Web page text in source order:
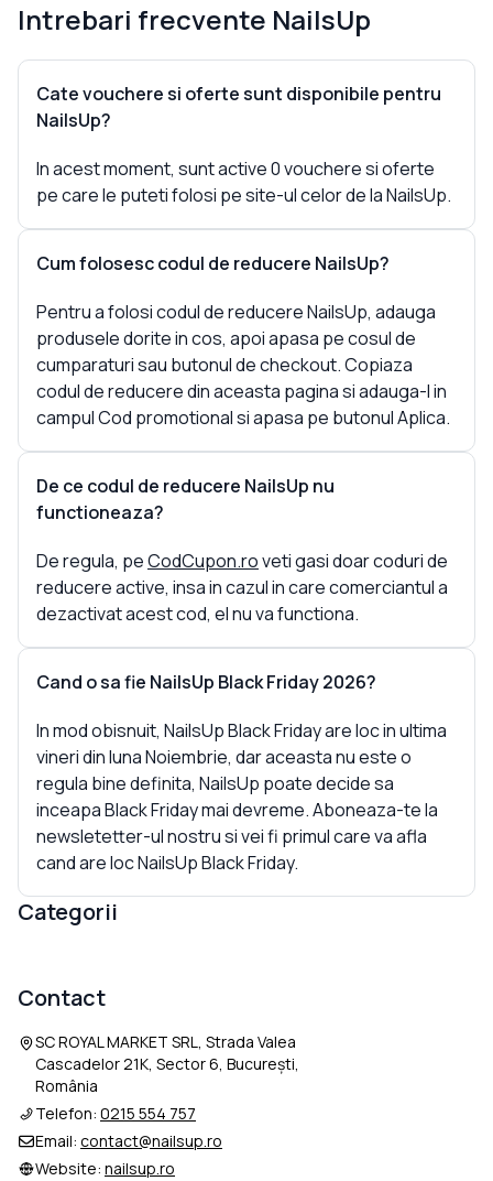
Intrebari frecvente NailsUp
Cate vouchere si oferte sunt disponibile pentru
NailsUp?
In acest moment, sunt active 0 vouchere si oferte
pe care le puteti folosi pe site-ul celor de la NailsUp.
Cum folosesc codul de reducere NailsUp?
Pentru a folosi codul de reducere NailsUp, adauga
produsele dorite in cos, apoi apasa pe cosul de
cumparaturi sau butonul de checkout. Copiaza
codul de reducere din aceasta pagina si adauga-l in
campul Cod promotional si apasa pe butonul Aplica.
De ce codul de reducere NailsUp nu
functioneaza?
De regula, peCodCupon.roveti gasi doar coduri de
reducere active, insa in cazul in care comerciantul a
dezactivat acest cod, el nu va functiona.
Cand o sa fie NailsUp Black Friday 2026?
In mod obisnuit, NailsUp Black Friday are loc in ultima
vineri din luna Noiembrie, dar aceasta nu este o
regula bine definita, NailsUp poate decide sa
inceapa Black Friday mai devreme. Aboneaza-te la
newsletetter-ul nostru si vei fi primul care va afla
cand are loc NailsUp Black Friday.
Categorii
Contact
SC ROYAL MARKET SRL, Strada Valea
Cascadelor 21K, Sector 6, București,
România
Telefon: 0215 554 757
Email: contact@nailsup.ro
Website: nailsup.ro